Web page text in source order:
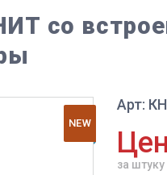
со
NEW
Арт:
за штуку